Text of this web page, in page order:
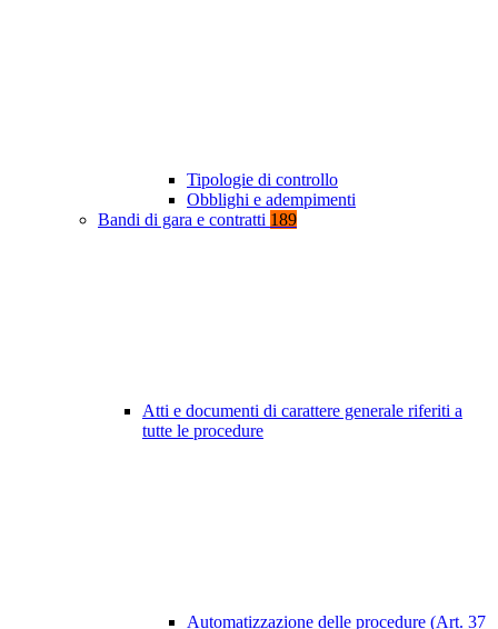
Tipologie di controllo
Obblighi e adempimenti
Bandi di gara e contratti 189
Atti e documenti di carattere generale riferiti a
tutte le procedure
Automatizzazione delle procedure (Art. 37